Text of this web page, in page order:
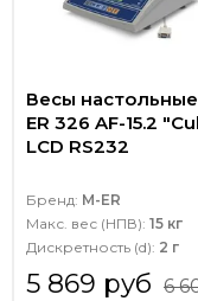
Весы
ER 326 AF-15.2
LCD RS232
Бренд: M-ER
Макс. вес (НПВ): 15 кг
Дискретность (d): 2 г
5 869 руб 6